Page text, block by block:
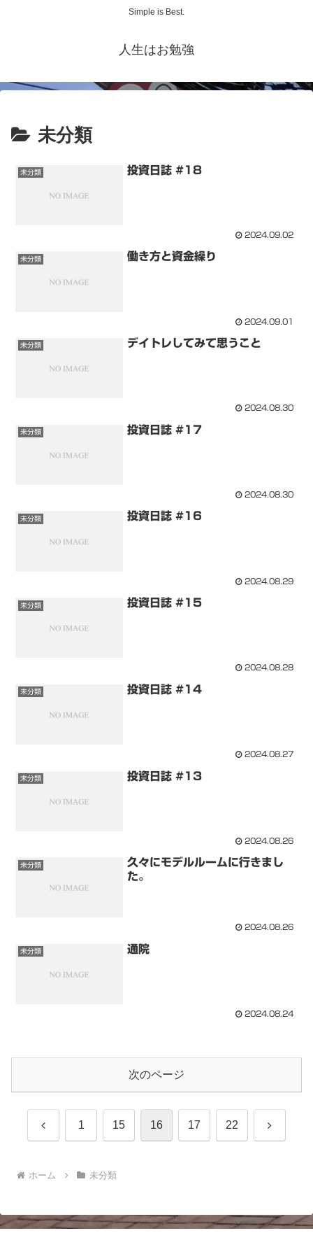
Simple is Best.
人生はお勉強
未分類
未分類 投資日誌 #18
2024.09.02
未分類 働き方と資金繰り
2024.09.01
未分類 デイトレしてみて思うこと
2024.08.30
未分類 投資日誌 #17
2024.08.30
未分類 投資日誌 #16
2024.08.29
未分類 投資日誌 #15
2024.08.28
未分類 投資日誌 #14
2024.08.27
未分類 投資日誌 #13
2024.08.26
未分類
久々にモデルルームに行きまし
た。
2024.08.26
未分類 通院
2024.08.24
次のページ
前 1 15 16 17 22 次
ホーム 未分類